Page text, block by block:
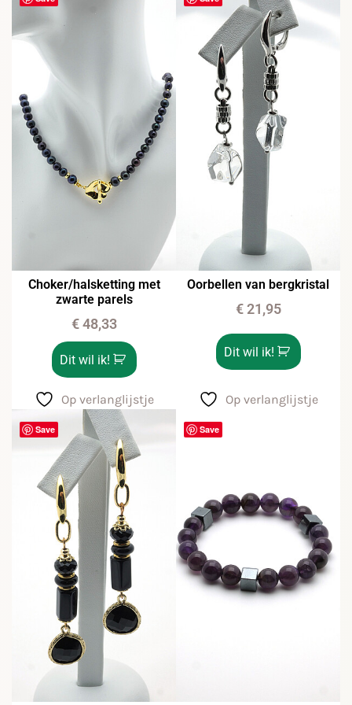
Choker/halsketting met
zwarte parels
€48,33
Dit wil ik!
Op verlanglijstje
Oorbellen van bergkristal
€21,95
Dit wil ik!
Op verlanglijstje
Save Save